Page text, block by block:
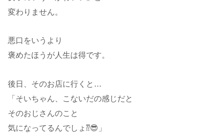
変わりません。
悪口をいうより
褒めたほうが人生は得です。
後日、そのお店に行くと…
「そいちゃん、こないだの感じだと
そのおじさんのこと
気になってるんでしょ⁇😎」